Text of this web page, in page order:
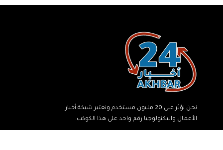
نحن نؤثر على 20 مليون مستخدم ونعتبر شبكة أخبار
الأعمال والتكنولوجيا رقم واحد على هذا الكوكب.